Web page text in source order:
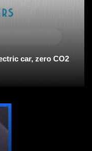
car, zero CO2